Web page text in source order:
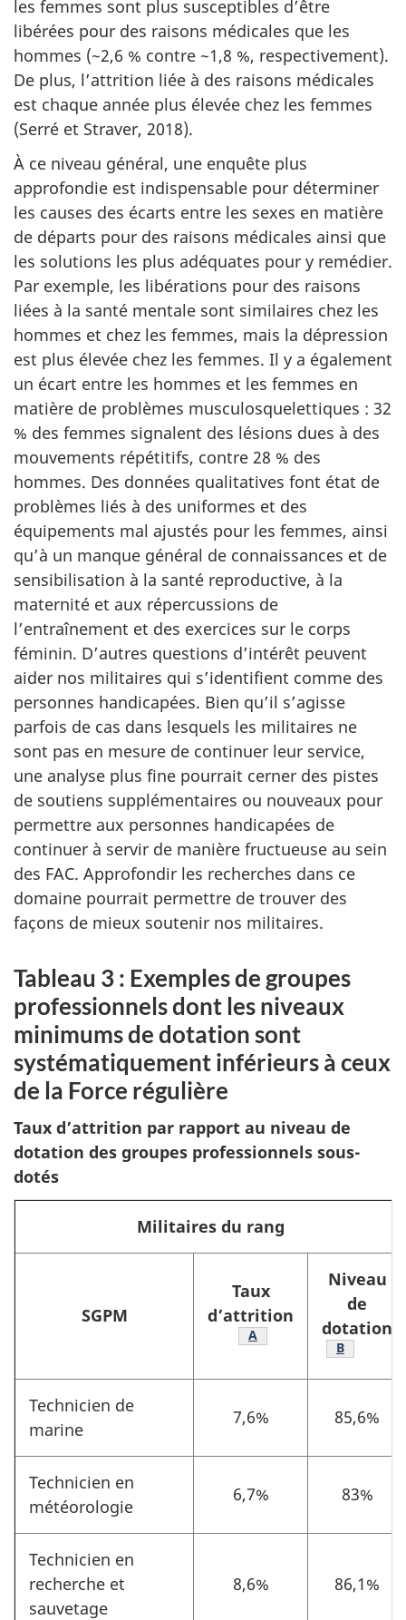
les femmes sont plus susceptibles d’être
libérées pour des raisons médicales que les
hommes (~2,6 % contre ~1,8 %, respectivement).
De plus, l’attrition liée à des raisons médicales
est chaque année plus élevée chez les femmes
(Serré et Straver, 2018).
À ce niveau général, une enquête plus
approfondie est indispen­sable pour déterminer
les causes des écarts entre les sexes en matière
de départs pour des raisons médicales ainsi que
les solu­tions les plus adéquates pour y remédier.
Par exemple, les libé­rations pour des raisons
liées à la santé mentale sont similaires chez les
hommes et chez les femmes, mais la dépression
est plus élevée chez les femmes. Il y a également
un écart entre les hommes et les femmes en
matière de problèmes musculosque­lettiques : 32
% des femmes signalent des lésions dues à des
mouvements répétitifs, contre 28 % des
hommes. Des données qualitatives font état de
problèmes liés à des uniformes et des
équipements mal ajustés pour les femmes, ainsi
qu’à un manque général de connaissances et de
sensibilisation à la santé repro­ductive, à la
maternité et aux répercussions de
l’entraînement et des exercices sur le corps
féminin. D’autres questions d’intérêt peuvent
aider nos militaires qui s’identifient comme des
personnes handicapées. Bien qu’il s’agisse
parfois de cas dans lesquels les militaires ne
sont pas en mesure de continuer leur service,
une analyse plus fine pourrait cerner des pistes
de sou­tiens supplémentaires ou nouveaux pour
permettre aux per­sonnes handicapées de
continuer à servir de manière fructueuse au sein
des FAC. Approfondir les recherches dans ce
domaine pourrait permettre de trouver des
façons de mieux soutenir nos militaires.
Tableau 3 : Exemples de groupes
professionnels dont les niveaux
minimums de dotation sont
systématiquement inférieurs à ceux
de la Force régulière
Taux d’attrition par rapport au niveau de
dotation des groupes professionnels sous-
dotés
Militaires du rang
SGPM
Taux
d’attrition
Footnote
A
Niveau
de
dotation
Footnote
B
Technicien de
marine
7,6% 85,6%
Technicien en
météorologie
6,7% 83%
Technicien en
recherche et
sauvetage
8,6% 86,1%